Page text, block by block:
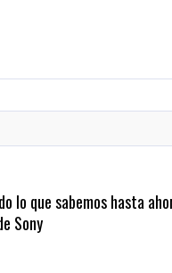
Call of Duty 2021
lo que sabemos hasta
Sony